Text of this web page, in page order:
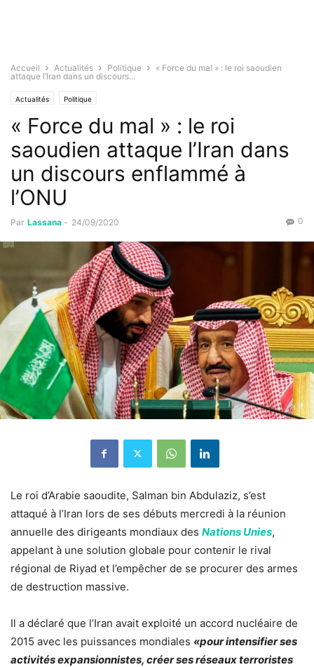
Accueil Actualités Politique
« Force du mal » : le roi saoudien
attaque l’Iran dans un discours...
Actualités Politique
« Force du mal » : le roi
saoudien attaque l’Iran dans
un discours enflammé à
l’ONU
Par Lassana - 24/09/2020 0
Le roi d’Arabie saoudite, Salman bin Abdulaziz, s’est
attaqué à l’Iran lors de ses débuts mercredi à la réunion
annuelle des dirigeants mondiaux des Nations Unies,
appelant à une solution globale pour contenir le rival
régional de Riyad et l’empêcher de se procurer des armes
de destruction massive.
Il a déclaré que l’Iran avait exploité un accord nucléaire de
2015 avec les puissances mondiales «pour intensifier ses
activités expansionnistes, créer ses réseaux terroristes